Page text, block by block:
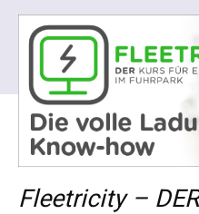
Fleetricity –